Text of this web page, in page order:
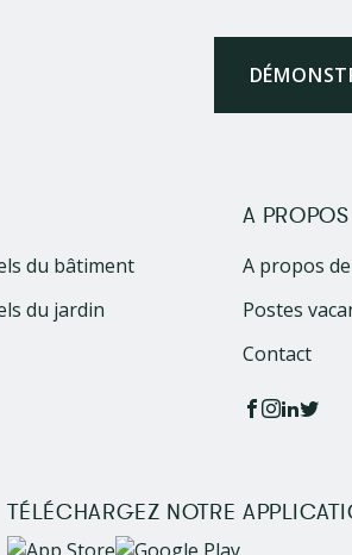
du bâtiment
du jardin
A PROPOS
A propos
Postes
Contact
TÉLÉCHARGEZ NOTRE
Image Image